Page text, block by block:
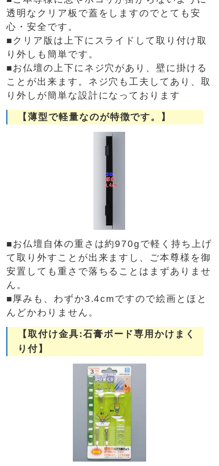
透明なクリア板で蓋をしますのでとても安
心・安全です。
■クリア版は上下にスライドして取り付け取
り外しも簡単です。
■お仏壇の上下にネジ穴があり、壁に掛ける
ことが出来ます。ネジ穴も工夫してあり、取
り外しが簡単な設計になっております
【薄型で軽量なのが特徴です。】
■お仏壇自体の重さは約970gで軽く持ち上げ
て取り外すことが出来ますし、ご本尊様を御
安置しても重さで落ちることはまずありませ
ん。
■厚みも、わずか3.4cmですので絵画とほと
んどかわりません。
【取付け金具:石膏ボード専用かけまく
り付】